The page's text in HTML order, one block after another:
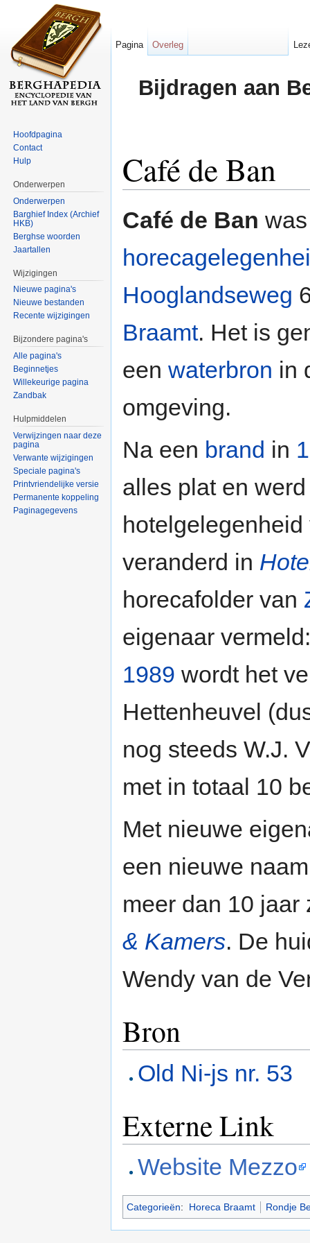
Bijdragen aan
Café de Ban
Café de Ban
Hooglandseweg
Braamt. Het is
een waterbron in
omgeving.
Na een brand in
alles plat en
veranderd in
horecafolder van
eigenaar
1989 wordt het
Hettenheuvel
nog steeds W.J.
met in totaal 10
Met nieuwe
een nieuwe
meer dan 10
& Kamers. De
Wendy van de
Bron
Old Ni-js nr. 53
Externe Link
Website Mezzo
Categorieën: Horeca Braamt Rondje
Pagina Overleg
Hoofdpagina
Contact
Hulp
Onderwerpen
Onderwerpen
Barghief Index (Archief
HKB)
Berghse woorden
Jaartallen
Wijzigingen
Nieuwe pagina's
Nieuwe bestanden
Recente wijzigingen
Bijzondere pagina's
Alle pagina's
Beginnetjes
Willekeurige pagina
Zandbak
Hulpmiddelen
Verwijzingen naar deze
pagina
Verwante wijzigingen
Speciale pagina's
Printvriendelijke versie
Permanente koppeling
Paginagegevens